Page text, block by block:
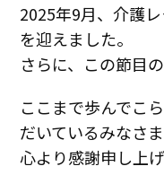
2025年9月、介護
を迎えました。
さらに、この節目
ここまで歩んでこ
だいているみなさ
心より感謝申し上げ